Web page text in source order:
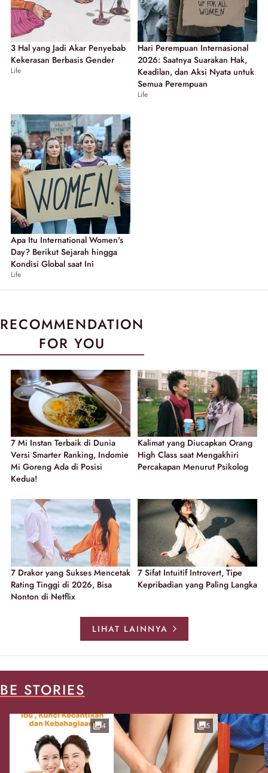
3 Hal yang Jadi Akar Penyebab
Kekerasan Berbasis Gender
Life
Hari Perempuan Internasional
2026: Saatnya Suarakan Hak,
Keadilan, dan Aksi Nyata untuk
Semua Perempuan
Life
Apa Itu International Women's
Day? Berikut Sejarah hingga
Kondisi Global saat Ini
Life
RECOMMENDATION
FOR YOU
7 Mi Instan Terbaik di Dunia
Versi Smarter Ranking, Indomie
Mi Goreng Ada di Posisi
Kedua!
Kalimat yang Diucapkan Orang
High Class saat Mengakhiri
Percakapan Menurut Psikolog
7 Drakor yang Sukses Mencetak
Rating Tinggi di 2026, Bisa
Nonton di Netflix
7 Sifat Intuitif Introvert, Tipe
Kepribadian yang Paling Langka
LIHAT LAINNYA
BE STORIES
4 5